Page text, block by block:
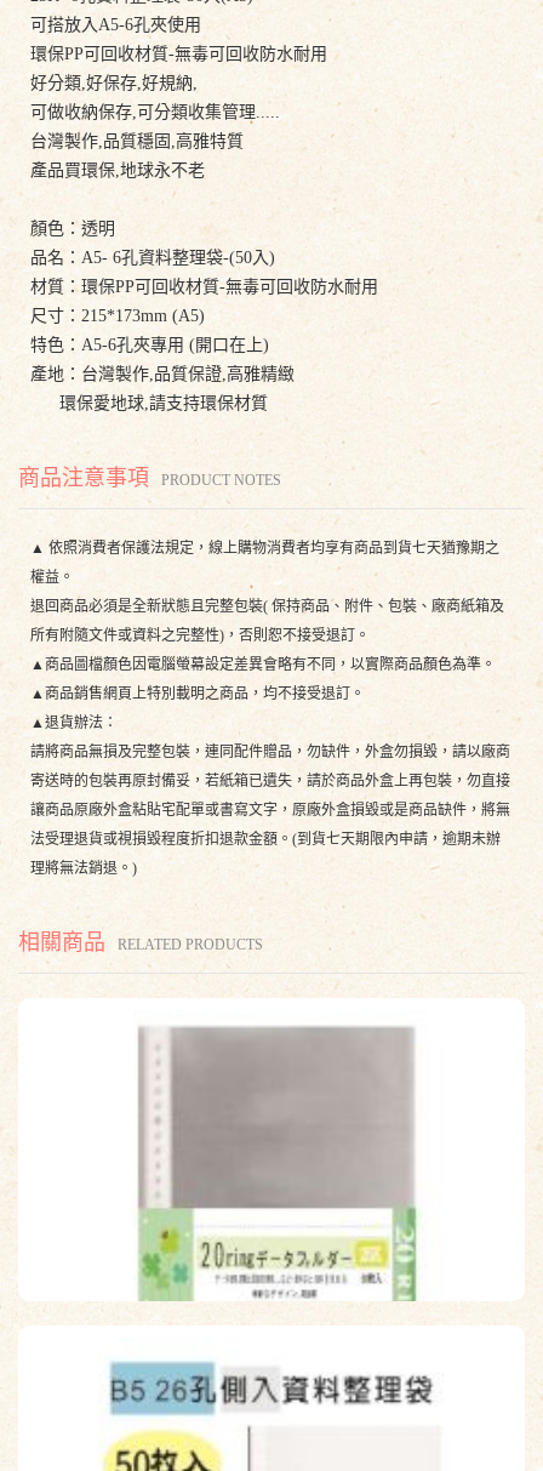
可搭放入A5-6孔夾使用
環保PP可回收材質-無毒可回收防水耐用
好分類,好保存,好規納,
可做收納保存,可分類收集管理.....
台灣製作,品質穩固,高雅特質
產品買環保,地球永不老
顏色：透明
品名：A5- 6孔資料整理袋-(50入)
材質：環保PP可回收材質-無毒可回收防水耐用
尺寸：215*173mm (A5)
特色：A5-6孔夾專用 (開口在上)
產地：台灣製作,品質保證,高雅精緻
環保愛地球,請支持環保材質
商品注意事項 PRODUCT NOTES
▲ 依照消費者保護法規定，線上購物消費者均享有商品到貨七天猶豫期之
權益。
退回商品必須是全新狀態且完整包裝( 保持商品、附件、包裝、廠商紙箱及
所有附隨文件或資料之完整性)，否則恕不接受退訂。
▲商品圖檔顏色因電腦螢幕設定差異會略有不同，以實際商品顏色為準。
▲商品銷售網頁上特別載明之商品，均不接受退訂。
▲退貨辦法：
請將商品無損及完整包裝，連同配件贈品，勿缺件，外盒勿損毀，請以廠商
寄送時的包裝再原封備妥，若紙箱已遺失，請於商品外盒上再包裝，勿直接
讓商品原廠外盒粘貼宅配單或書寫文字，原廠外盒損毀或是商品缺件，將無
法受理退貨或視損毀程度折扣退款金額。(到貨七天期限內申請，逾期未辦
理將無法銷退。)
相關商品 RELATED PRODUCTS
【檔案家】A5 20孔資料袋50入(25K) OM-H420A02